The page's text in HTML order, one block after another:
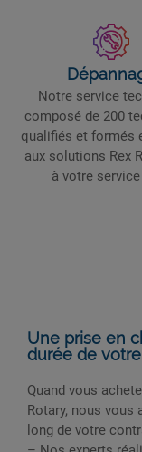
Notre service
composé de 200
qualifiés et formés
aux solutions Rex
à votre
Une prise en
durée de
Quand vous
Rotary, nous vous
long de votre